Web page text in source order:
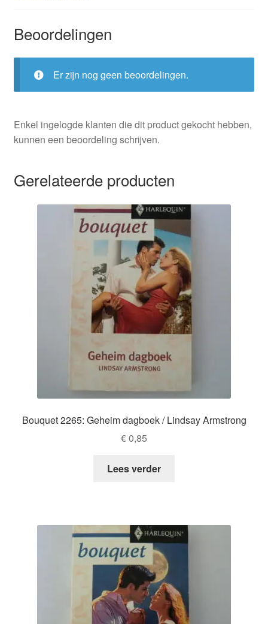
Beoordelingen
Er zijn nog geen beoordelingen.
Enkel ingelogde klanten die dit product gekocht hebben,
kunnen een beoordeling schrijven.
Gerelateerde producten
Bouquet 2265: Geheim dagboek / Lindsay Armstrong
€0,85
Lees verder